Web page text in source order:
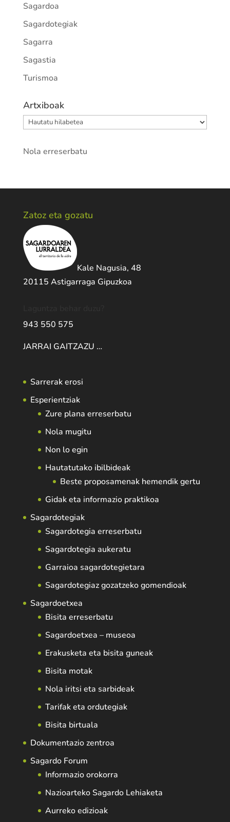
Sagardoa
Sagardotegiak
Sagarra
Sagastia
Turismoa
Artxiboak
Artxiboak
Nola erreserbatu
Zatoz eta gozatu
Kale Nagusia, 48
20115 Astigarraga Gipuzkoa
943 550 575
JARRAI GAITZAZU …
Sarrerak erosi
Esperientziak
Zure plana erreserbatu
Nola mugitu
Non lo egin
Hautatutako ibilbideak
Beste proposamenak hemendik gertu
Gidak eta informazio praktikoa
Sagardotegiak
Sagardotegia erreserbatu
Sagardotegia aukeratu
Garraioa sagardotegietara
Sagardotegiaz gozatzeko gomendioak
Sagardoetxea
Bisita erreserbatu
Sagardoetxea – museoa
Erakusketa eta bisita guneak
Bisita motak
Nola iritsi eta sarbideak
Tarifak eta ordutegiak
Bisita birtuala
Dokumentazio zentroa
Sagardo Forum
Informazio orokorra
Nazioarteko Sagardo Lehiaketa
Aurreko edizioak